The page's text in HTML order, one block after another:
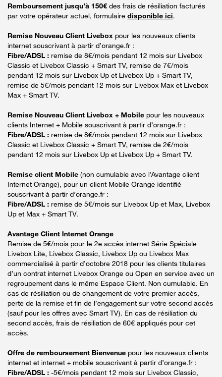
Remboursement jusqu’à 150€ des frais de résiliation facturés
par votre opérateur actuel, formulaire disponible ici.
Remise Nouveau Client Livebox pour les nouveaux clients
internet souscrivant à partir d’orange.fr :
Fibre/ADSL : remise de 8€/mois pendant 12 mois sur Livebox
Classic et Livebox Classic + Smart TV, remise de 7€/mois
pendant 12 mois sur Livebox Up et Livebox Up + Smart TV,
remise de 5€/mois pendant 12 mois sur Livebox Max et Livebox
Max + Smart TV.
Remise Nouveau Client Livebox + Mobile pour les nouveaux
clients Internet + Mobile souscrivant à partir d’orange.fr :
Fibre/ADSL : remise de 8€/mois pendant 12 mois sur Livebox
Classic et Livebox Classic + Smart TV, remise de 2€/mois
pendant 12 mois sur Livebox Up et Livebox Up + Smart TV.
Remise client Mobile (non cumulable avec l’Avantage client
Internet Orange), pour un client Mobile Orange identifié
souscrivant à partir d’orange.fr :
Fibre/ADSL : remise de 5€/mois sur Livebox Up et Max, Livebox
Up et Max + Smart TV.
Avantage Client Internet Orange
Remise de 5€/mois pour le 2e accès internet Série Spéciale
Livebox Lite, Livebox Classic, Livebox Up ou Livebox Max
commercialisé à partir d’octobre 2018 pour les clients titulaires
d’un contrat internet Livebox Orange ou Open en service avec un
regroupement dans le même Espace Client. Non cumulable. En
cas de résiliation ou de changement de votre premier accès,
perte de la remise et fin de l’engagement sur votre second accès
(sauf pour les offres avec Smart TV). En cas de résiliation du
second accès, frais de résiliation de 60€ appliqués pour cet
accès.
Offre de remboursement Bienvenue pour les nouveaux clients
internet et internet + mobile souscrivant à partir d’orange.fr :
Fibre/ADSL : -5€/mois pendant 12 mois sur Livebox Classic,